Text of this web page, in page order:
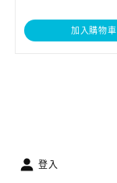
加入購物車
登入